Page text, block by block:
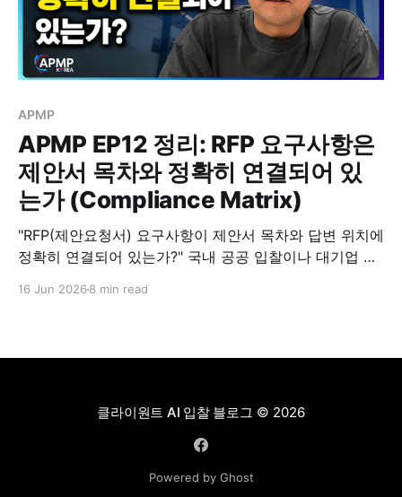
APMP
APMP EP12 정리: RFP 요구사항은
제안서 목차와 정확히 연결되어 있
는가 (Compliance Matrix)
"RFP(제안요청서) 요구사항이 제안서 목차와 답변 위치에
정확히 연결되어 있는가?" 국내 공공 입찰이나 대기업 제
16 Jun 2026 8 min read
클라이원트 AI 입찰 블로그 © 2026
Powered by Ghost